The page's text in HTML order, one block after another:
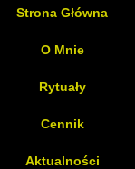
Strona Główna
O Mnie
Rytuały
Cennik
Aktualności